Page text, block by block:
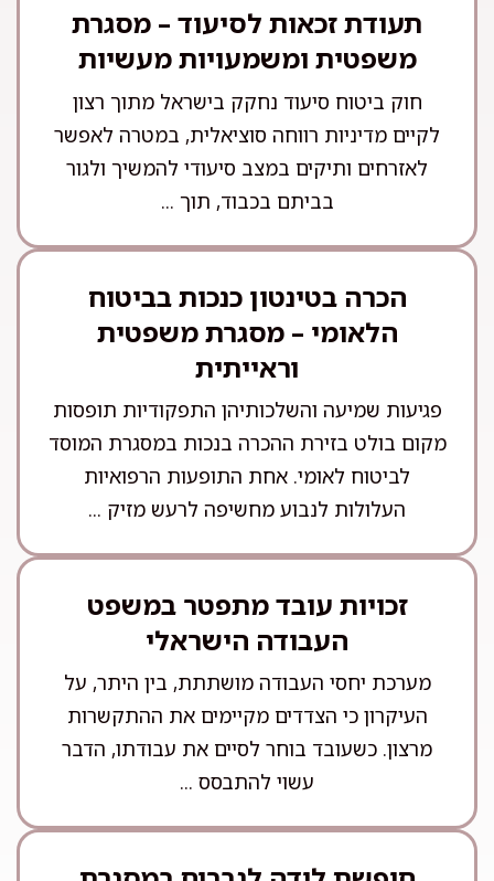
תעודת זכאות לסיעוד – מסגרת
משפטית ומשמעויות מעשיות
חוק ביטוח סיעוד נחקק בישראל מתוך רצון
לקיים מדיניות רווחה סוציאלית, במטרה לאפשר
לאזרחים ותיקים במצב סיעודי להמשיך ולגור
בביתם בכבוד, תוך ...
הכרה בטינטון כנכות בביטוח
הלאומי – מסגרת משפטית
וראייתית
פגיעות שמיעה והשלכותיהן התפקודיות תופסות
מקום בולט בזירת ההכרה בנכות במסגרת המוסד
לביטוח לאומי. אחת התופעות הרפואיות
העלולות לנבוע מחשיפה לרעש מזיק ...
זכויות עובד מתפטר במשפט
העבודה הישראלי
מערכת יחסי העבודה מושתתת, בין היתר, על
העיקרון כי הצדדים מקיימים את ההתקשרות
מרצון. כשעובד בוחר לסיים את עבודתו, הדבר
עשוי להתבסס ...